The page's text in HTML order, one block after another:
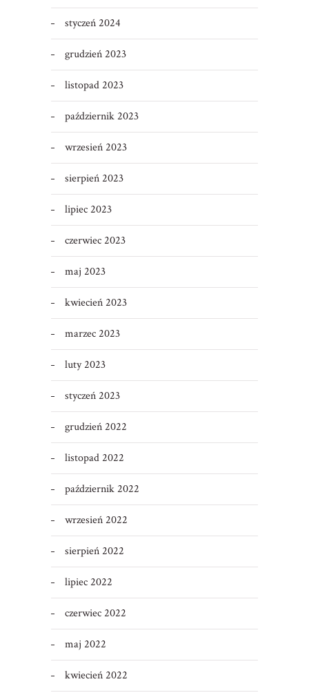
styczeń 2024
grudzień 2023
listopad 2023
październik 2023
wrzesień 2023
sierpień 2023
lipiec 2023
czerwiec 2023
maj 2023
kwiecień 2023
marzec 2023
luty 2023
styczeń 2023
grudzień 2022
listopad 2022
październik 2022
wrzesień 2022
sierpień 2022
lipiec 2022
czerwiec 2022
maj 2022
kwiecień 2022